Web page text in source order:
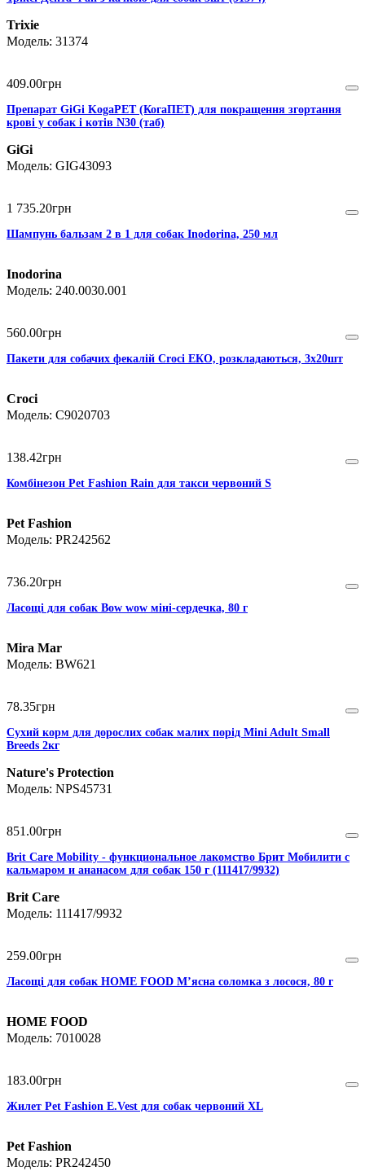
Trixie
31374
409.00грн
Препарат GiGi KogaPET (КогаПЕТ) для покращення згортання
крові у собак і котів N30 (таб)
GiGi
GIG43093
1 735.20грн
Шампунь бальзам 2 в 1 для собак Inodorina, 250 мл
Inodorina
240.0030.001
560.00грн
Пакети для собачих фекалій Croci ЕКО, розкладаються, 3х20шт
Croci
C9020703
138.42грн
Комбінезон Pet Fashion Rain для такси червоний S
Pet Fashion
PR242562
736.20грн
Ласощі для собак Bow wow міні-сердечка, 80 г
Mira Mar
BW621
78.35грн
Сухий корм для дорослих собак малих порід Mini Adult Small
Breeds 2кг
Nature's Protection
NPS45731
851 .00грн
Brit Care Mobility - функциональное лакомство Брит Мобилити с
кальмаром и ананасом для собак 150 г (111417/9932)
Brit Care
111417/9932
259.00грн
Ласощі для собак HOME FOOD М’ясна соломка з лосося, 80 г
HOME FOOD
7010028
183.00грн
Жилет Pet Fashion E.Vest для собак червоний XL
Pet Fashion
PR242450